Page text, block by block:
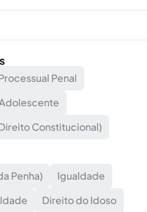
Penal
Constitucional)
Penha)
Igualdade
Direito do Idoso